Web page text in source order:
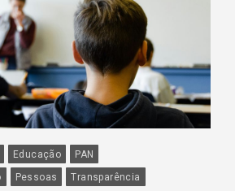
Educação
PAN
Pessoas Transparência